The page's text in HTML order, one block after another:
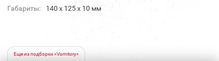
Габариты: 140 х 125 х 10 мм
Еще из подборки «Vomitory»